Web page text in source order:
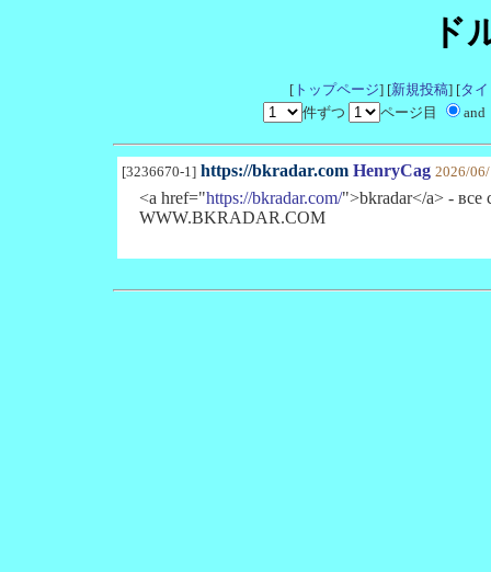
ド
[トップページ] [新規投稿] [タ
件ずつ
ページ目 and
[3236670-1] https://bkradar.com HenryCag 2026/
<a href="https://bkradar.com/">bkradar</a> - все
WWW.BKRADAR.COM